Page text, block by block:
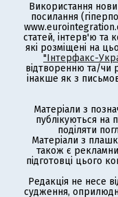
Використання
посилання
статей, інтерв'ю та
які розміщені на
"Інтерфакс-
відтворенню та/чи
інакше як з
Матеріали з
публікуються на
поділяти
Матеріали з
також є
підготовці цього
Редакція не несе
судження,